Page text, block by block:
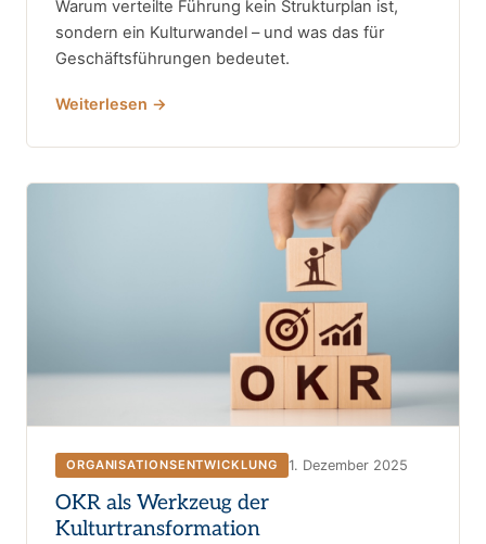
Warum verteilte Führung kein Strukturplan ist,
sondern ein Kulturwandel – und was das für
Geschäftsführungen bedeutet.
Weiterlesen →
ORGANISATIONSENTWICKLUNG 1. Dezember 2025
OKR als Werkzeug der
Kulturtransformation